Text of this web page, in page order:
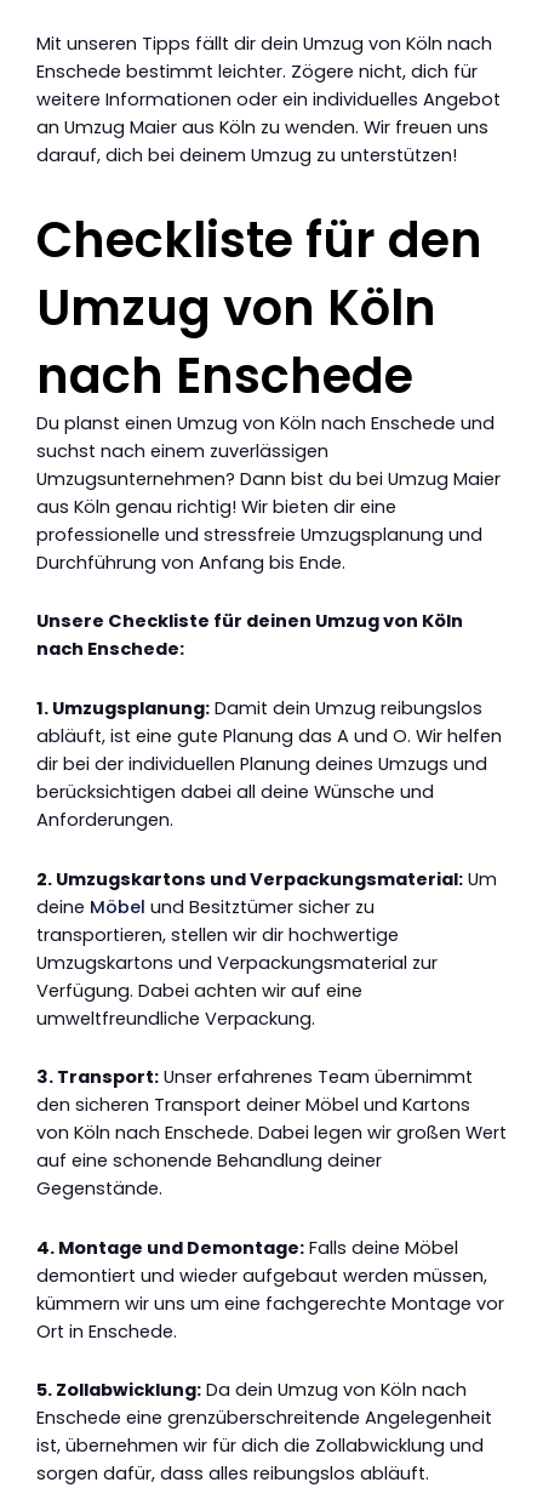
Mit unseren Tipps fällt dir dein Umzug von Köln nach
Enschede bestimmt leichter. Zögere nicht, dich für
weitere Informationen oder ein individuelles Angebot
an Umzug Maier aus Köln zu wenden. Wir freuen uns
darauf, dich bei deinem Umzug zu unterstützen!
Checkliste für den
Umzug von Köln
nach Enschede
Du planst einen Umzug von Köln nach Enschede und
suchst nach einem zuverlässigen
Umzugsunternehmen? Dann bist du bei Umzug Maier
aus Köln genau richtig! Wir bieten dir eine
professionelle und stressfreie Umzugsplanung und
Durchführung von Anfang bis Ende.
Unsere Checkliste für deinen Umzug von Köln
nach Enschede:
1. Umzugsplanung: Damit dein Umzug reibungslos
abläuft, ist eine gute Planung das A und O. Wir helfen
dir bei der individuellen Planung deines Umzugs und
berücksichtigen dabei all deine Wünsche und
Anforderungen.
2. Umzugskartons und Verpackungsmaterial: Um
deine Möbel und Besitztümer sicher zu
transportieren, stellen wir dir hochwertige
Umzugskartons und Verpackungsmaterial zur
Verfügung. Dabei achten wir auf eine
umweltfreundliche Verpackung.
3. Transport: Unser erfahrenes Team übernimmt
den sicheren Transport deiner Möbel und Kartons
von Köln nach Enschede. Dabei legen wir großen Wert
auf eine schonende Behandlung deiner
Gegenstände.
4. Montage und Demontage: Falls deine Möbel
demontiert und wieder aufgebaut werden müssen,
kümmern wir uns um eine fachgerechte Montage vor
Ort in Enschede.
5. Zollabwicklung: Da dein Umzug von Köln nach
Enschede eine grenzüberschreitende Angelegenheit
ist, übernehmen wir für dich die Zollabwicklung und
sorgen dafür, dass alles reibungslos abläuft.